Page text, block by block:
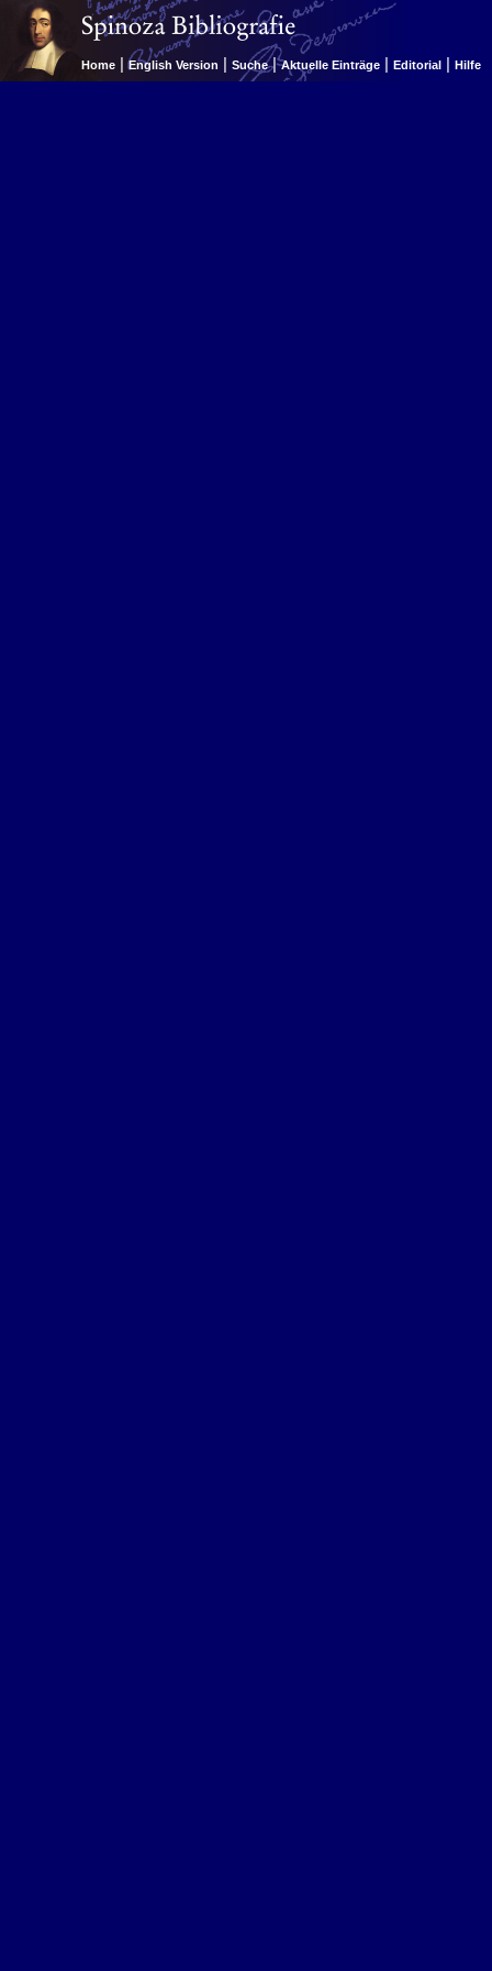
Home | English Version | Suche | Aktuelle Einträge | Editorial | Hilfe